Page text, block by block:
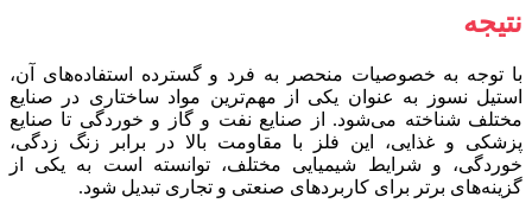
نتیجه
با توجه به خصوصیات منحصر به فرد و گسترده استفاده‌های آن،
استیل نسوز به عنوان یکی از مهم‌ترین مواد ساختاری در صنایع
مختلف شناخته می‌شود. از صنایع نفت و گاز و خوردگی تا صنایع
پزشکی و غذایی، این فلز با مقاومت بالا در برابر زنگ زدگی،
خوردگی، و شرایط شیمیایی مختلف، توانسته است به یکی از
گزینه‌های برتر برای کاربردهای صنعتی و تجاری تبدیل شود.